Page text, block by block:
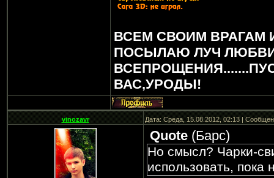
ВСЕМ СВОИМ ВРАГАМ
ПОСЫЛАЮ ЛУЧ
ВАС,УРОДЫ!
vinozavr Дата: Среда, 15.08.2012, 02:13 |
Quote(Барс)
Но смысл? Чарки-
использовать, пока